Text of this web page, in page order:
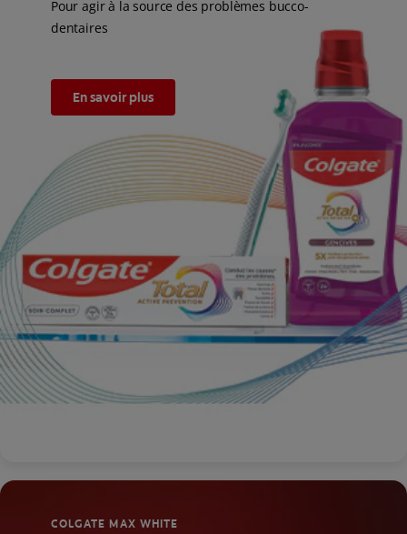
Pour agir à la source des problèmes bucco-
dentaires
En savoir plus
COLGATE MAX WHITE